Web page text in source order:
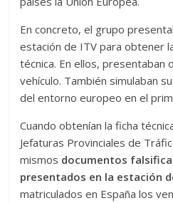
En concreto, el grupo
estación de ITV para obtener
técnica. En ellos, presentaban
vehículo. También simulaban
del entorno europeo en el
Cuando obtenían la ficha
Jefaturas Provinciales de
mismos documentos
presentados en la estación
matriculados en España los